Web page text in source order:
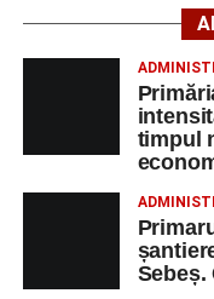
artiști locali și
Festivalul va
săsești, precum și
memoria
Printre momentele
simfonic susținut în
Raica”, sub
muzicieni români de
timpul